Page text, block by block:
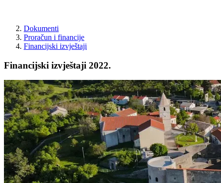
Dokumenti
Proračun i financije
Financijski izvještaji
Financijski izvještaji 2022.